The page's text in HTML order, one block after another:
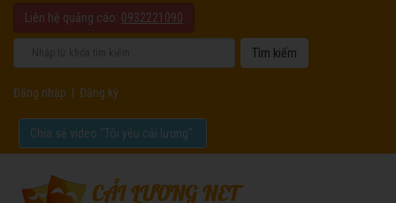
Liên hệ quảng cáo: 0932221090
Đăng nhập Đăng ký
Chia sẻ video "Tôi yêu cải lương".